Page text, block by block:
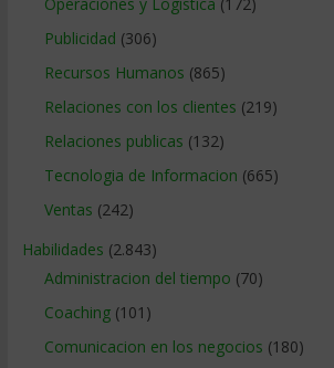
Publicidad (306)
Recursos Humanos (865)
Relaciones con los clientes (219)
Relaciones publicas (132)
Tecnologia de Informacion (665)
Ventas (242)
Habilidades (2.843)
Administracion del tiempo (70)
Coaching(101)
Comunicacion en los negocios (180)